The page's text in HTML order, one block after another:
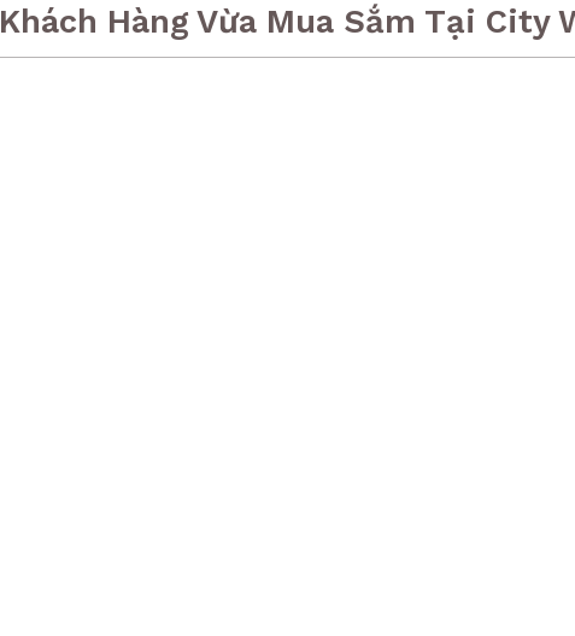
Khách Hàng Vừa Mua Sắm Tại City